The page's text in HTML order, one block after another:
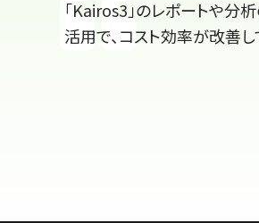
「Kairos3」のレポートや分
活用で、コスト効率が改善し